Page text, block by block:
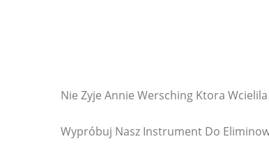
Nie Zyje Annie Wersching Ktora
Wypróbuj Nasz Instrument Do